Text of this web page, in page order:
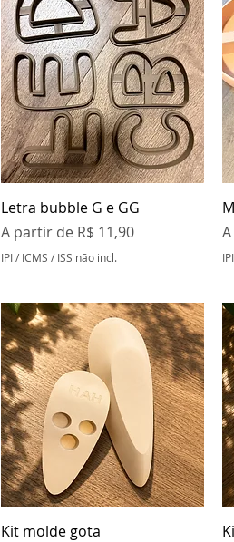
Visualização rápida
Letra bubble G e GG
A partir de R$ 11,90
Preço promocional
IPI / ICMS / ISS não incl.
Visualização rápida
Kit molde gota